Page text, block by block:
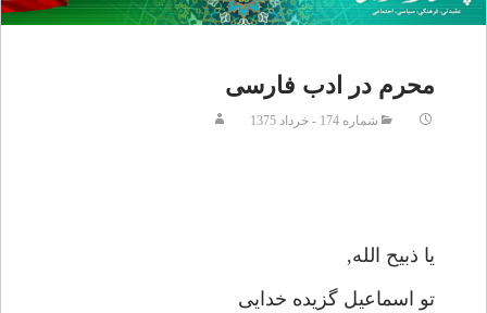
محرم در ادب فارسى
شماره 174 - خرداد 1375
يا ذبيح الله,
تو اسماعيل گزيده خدايى